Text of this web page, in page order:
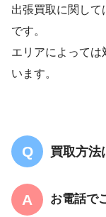
出張買取に関し
です。
エリアによって
います。
買取方法
お電話で